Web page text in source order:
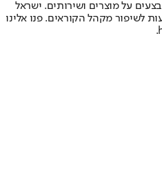
על מוצרים ושירותים. ישראל
לשיפור מקהל הקוראים. פנו אלינו